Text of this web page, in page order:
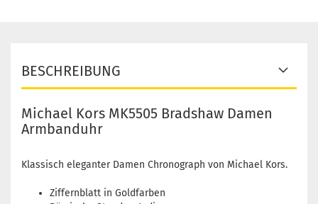
BESCHREIBUNG
Michael Kors MK5505 Bradshaw Damen
Armbanduhr
Klassisch eleganter Damen Chronograph von Michael Kors.
Ziffernblatt in Goldfarben